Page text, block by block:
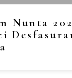
Nunta